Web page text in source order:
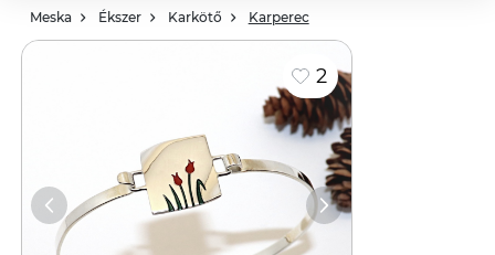
Meska Ékszer Karkötő Karperec
2